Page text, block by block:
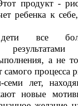
продукт -
ребенка к
дети все
а не
самого процесса
лет,
новые